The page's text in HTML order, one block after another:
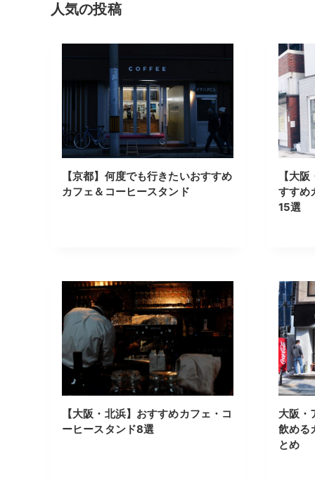
人気の投稿
【京都】何度でも行きたいおすすめ
カフェ＆コーヒースタンド
【大
すすめ
15選
【大阪・北浜】おすすめカフェ・コ
ーヒースタンド8選
大阪・
飲める
とめ